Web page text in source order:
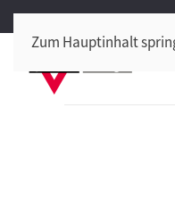
Zum Hauptinhalt